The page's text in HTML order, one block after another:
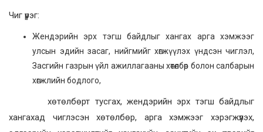
Чиг үүрэг:
Жендэрийн эрх тэгш байдлыг хангах арга хэмжээг
улсын эдийн засаг, нийгмийг хөгжүүлэх үндсэн чиглэл,
Засгийн газрын үйл ажиллагааны хөтөлбөр болон салбарын
хөгжлийн бодлого,
хөтөлбөрт тусгах, жендэрийн эрх тэгш байдлыг
хангахад чиглэсэн хөтөлбөр, арга хэмжээг хэрэгжүүлэх,